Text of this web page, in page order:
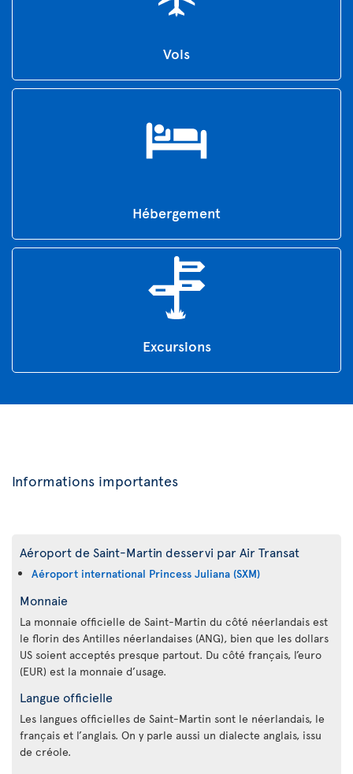
Vols
Hébergement
Excursions
Informations importantes
Aéroport de Saint-Martin desservi par Air Transat
Aéroport international Princess Juliana (SXM)
Monnaie
La monnaie officielle de Saint-Martin du côté néerlandais est
le florin des Antilles néerlandaises (ANG), bien que les dollars
US soient acceptés presque partout. Du côté français, l’euro
(EUR) est la monnaie d’usage.
Langue officielle
Les langues officielles de Saint-Martin sont le néerlandais, le
français et l’anglais. On y parle aussi un dialecte anglais, issu
de créole.